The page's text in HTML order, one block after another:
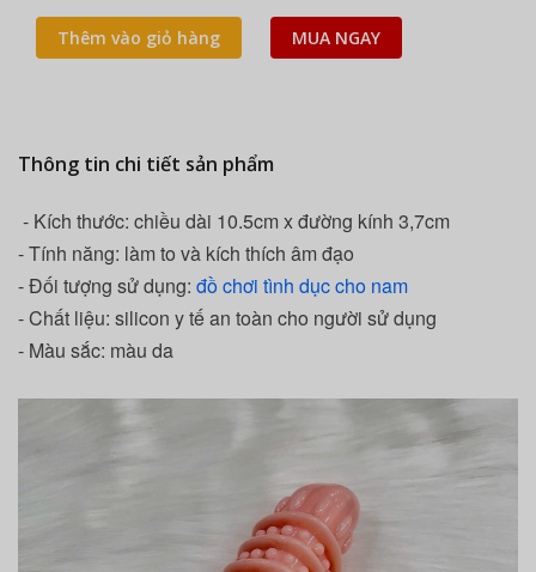
Thêm vào giỏ hàng MUA NGAY
Thông tin chi tiết sản phẩm
- Kích thước: chiều dài 10.5cm x đường kính 3,7cm
- Tính năng: làm to và kích thích âm đạo
- Đối tượng sử dụng: đồ chơi tình dục cho nam
- Chất liệu: silicon y tế an toàn cho người sử dụng
- Màu sắc: màu da